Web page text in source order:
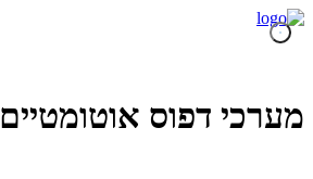
מערכי דפוס אוטומטיים